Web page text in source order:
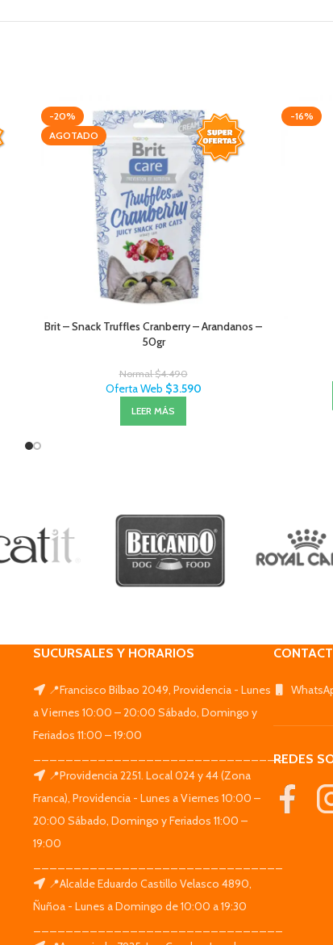
-20%
AGOTADO
Brit – Snack Truffles Cranberry – Arandanos –
50gr
Normal$4.490
Oferta Web $3.590
LEER MÁS
-16%
SUCURSALES Y HORARIOS
📍Francisco Bilbao 2049, Providencia - Lunes
a Viernes 10:00 – 20:00 Sábado, Domingo y
Feriados 11:00 – 19:00
_______________________________
📍Providencia 2251. Local 024 y 44 (Zona
Franca), Providencia - Lunes a Viernes 10:00 –
20:00 Sábado, Domingo y Feriados 11:00 –
19:00
📍Alcalde Eduardo Castillo Velasco 4890,
Ñuñoa - Lunes a Domingo de 10:00 a 19:30
REDES